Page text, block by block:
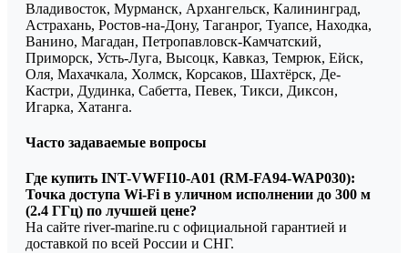
Владивосток, Мурманск, Архангельск, Калининград,
Астрахань, Ростов-на-Дону, Таганрог, Туапсе, Находка,
Ванино, Магадан, Петропавловск-Камчатский,
Приморск, Усть-Луга, Высоцк, Кавказ, Темрюк, Ейск,
Оля, Махачкала, Холмск, Корсаков, Шахтёрск, Де-
Кастри, Дудинка, Сабетта, Певек, Тикси, Диксон,
Игарка, Хатанга.
Часто задаваемые вопросы
Где купить INT-VWFI10-A01 (RM-FA94-WAP030):
Точка доступа Wi-Fi в уличном исполнении до 300 м
(2.4 ГГц) по лучшей цене?
На сайте river-marine.ru с официальной гарантией и
доставкой по всей России и СНГ.